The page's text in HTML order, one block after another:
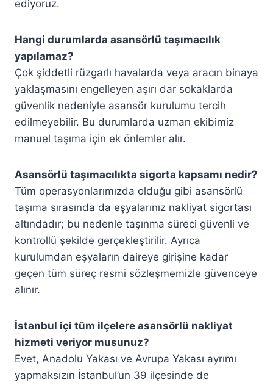
ediyoruz.
Hangi durumlarda asansörlü taşımacılık
yapılamaz?
Çok şiddetli rüzgarlı havalarda veya aracın binaya
yaklaşmasını engelleyen aşırı dar sokaklarda
güvenlik nedeniyle asansör kurulumu tercih
edilmeyebilir. Bu durumlarda uzman ekibimiz
manuel taşıma için ek önlemler alır.
Asansörlü taşımacılıkta sigorta kapsamı nedir?
Tüm operasyonlarımızda olduğu gibi asansörlü
taşıma sırasında da eşyalarınız nakliyat sigortası
altındadır; bu nedenle taşınma süreci güvenli ve
kontrollü şekilde gerçekleştirilir. Ayrıca
kurulumdan eşyaların daireye girişine kadar
geçen tüm süreç resmi sözleşmemizle güvenceye
alınır.
İstanbul içi tüm ilçelere asansörlü nakliyat
hizmeti veriyor musunuz?
Evet, Anadolu Yakası ve Avrupa Yakası ayrımı
yapmaksızın İstanbul’un 39 ilçesinde de